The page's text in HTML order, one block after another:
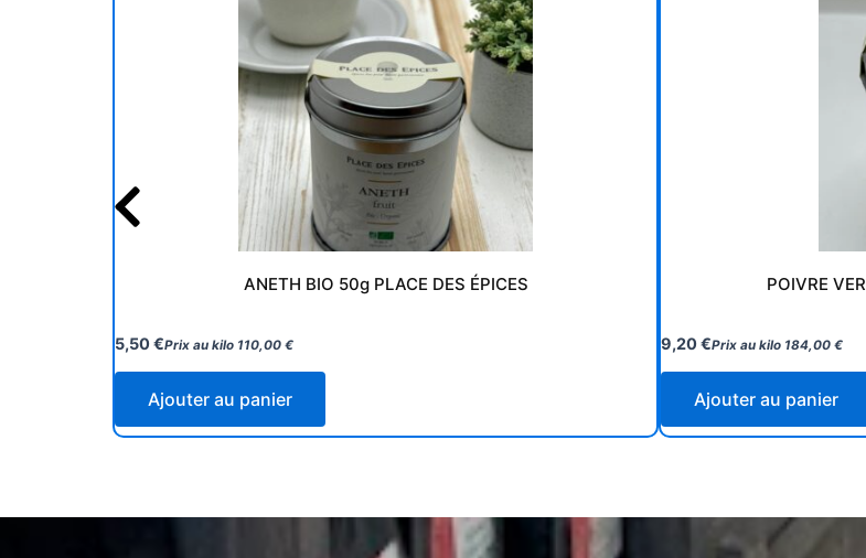
ANETH BIO 50g PLACE DES ÉPICES
5,50€Prix au kilo 110,00 €
Ajouter au panier
POIVRE
9,20€Prix au kilo 184,00 €
Ajouter au panier